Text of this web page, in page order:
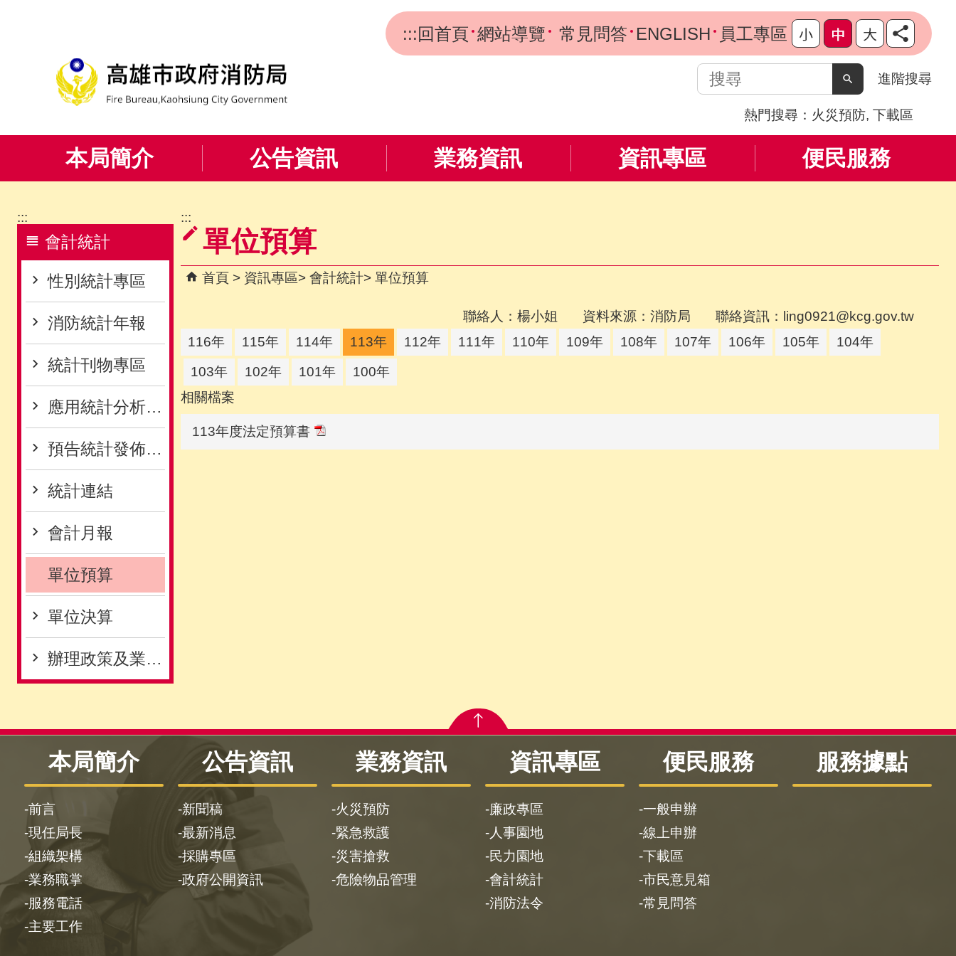
:::回首頁 網站導覽 常見問答 ENGLISH 員工專區
搜
尋
進階搜尋
熱門搜尋： 火災預防 下載區
本局簡介 公告資訊 業務資訊 資訊專區 便民服務
:::
會計統計
性別統計專區
消防統計年報
統計刊物專區
應用統計分析專區
預告統計發佈專區
統計連結
會計月報
單位預算
單位決算
辦理政策及業務宣導之執行情形表
:::
單位預算
首頁 資訊專區 會計統計 單位預算
聯絡人：楊小姐 資料來源：消防局 聯絡資訊：ling0921@kcg.gov.tw
116年
115年 114年 113年 112年 111年 110年 109年 108年 107年 106年 105年
104年
103年
102年 101年
100年
相關檔案
113年度法定預算書
本局簡介
前言
現任局長
組織架構
業務職掌
服務電話
主要工作
公告資訊
新聞稿
最新消息
採購專區
政府公開資訊
業務資訊
火災預防
緊急救護
災害搶救
危險物品管理
資訊專區
廉政專區
人事園地
民力園地
會計統計
消防法令
便民服務
一般申辦
線上申辦
下載區
市民意見箱
常見問答
服務據點